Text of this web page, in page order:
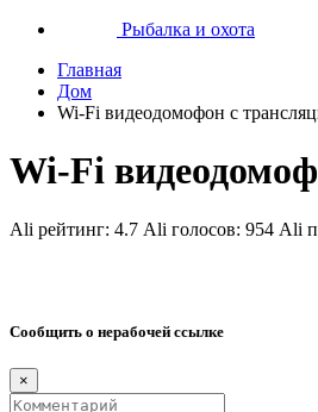
Рыбалка и охота
Главная
Дом
Wi-Fi видеодомофон с
Wi-Fi
Ali рейтинг: 4.7 Ali голосов: 954 Ali
Сообщить о нерабочей ссылке
×